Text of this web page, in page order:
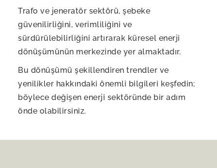
Trafo ve jeneratör sektörü, şebeke
güvenilirliğini, verimliliğini ve
sürdürülebilirliğini artırarak küresel enerji
dönüşümünün merkezinde yer almaktadır.
Bu dönüşümü şekillendiren trendler ve
yenilikler hakkındaki önemli bilgileri keşfedin;
böylece değişen enerji sektöründe bir adım
önde olabilirsiniz.